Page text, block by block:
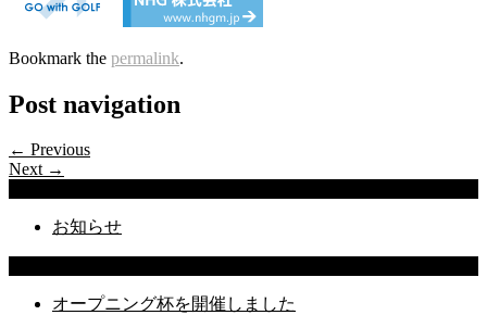
Bookmark the permalink.
Post navigation
← Previous
Next →
お知らせ
オープニング杯を開催しました